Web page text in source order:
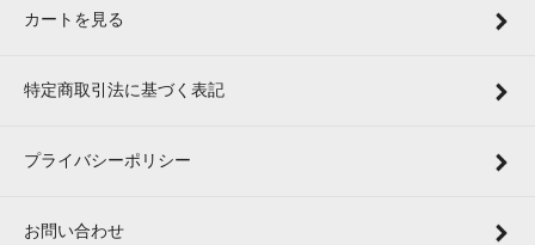
カートを見る
特定商取引法に基づく表記
プライバシーポリシー
お問い合わせ